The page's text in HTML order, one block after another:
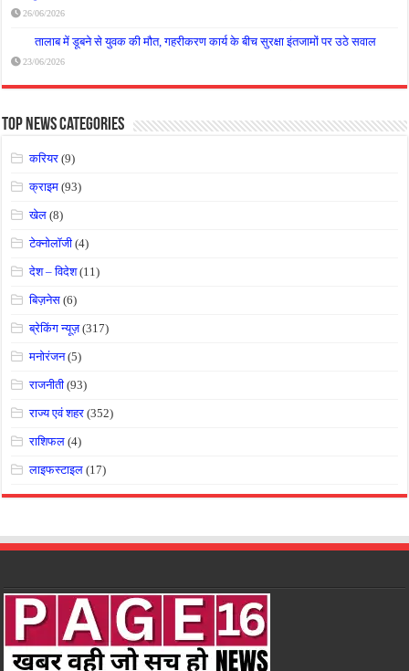
26/06/2026
तालाब में डूबने से युवक की मौत, गहरीकरण कार्य के बीच सुरक्षा इंतजामों पर उठे सवाल
23/06/2026
Top News Categories
करियर (9)
क्राइम (93)
खेल (8)
टेक्नोलॉजी (4)
देश – विदेश(11)
बिज़नेस (6)
ब्रेकिंग न्यूज़(317)
मनोरंजन(5)
राजनीती (93)
राज्य एवं शहर (352)
राशिफल (4)
लाइफस्टाइल (17)